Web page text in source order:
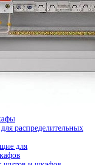
распределительных
для